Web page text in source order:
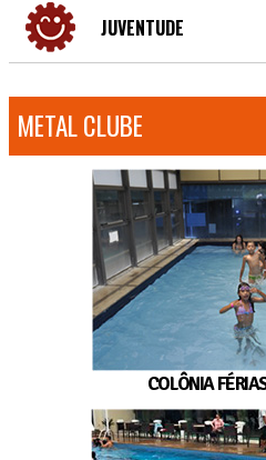
JUVENTUDE
METAL CLUBE
COLÔNIA